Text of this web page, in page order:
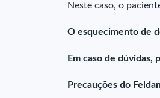
Neste caso, o
O esquecimento de
Em caso de
Precauções do